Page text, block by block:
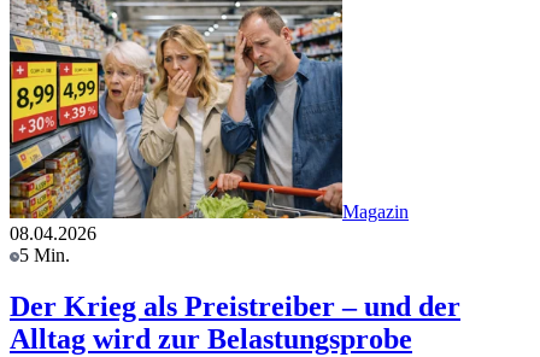
Magazin
08.04.2026
5 Min.
Der Krieg als Preistreiber – und der
Alltag wird zur Belastungsprobe